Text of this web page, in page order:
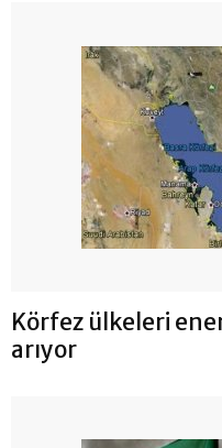
Körfez ülkeleri
arıyor